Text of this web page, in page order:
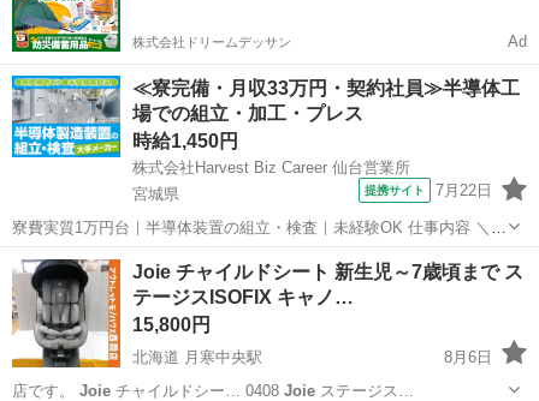
株式会社ドリームデッサン Ad
≪寮完備・月収33万円・契約社員≫半導体工
場での組立・加工・プレス
時給1,450円
株式会社Harvest Biz Career 仙台営業所
宮城県
提携サイト 7月22日
寮費実質1万円台｜半導体装置の組立・検査｜未経験OK 仕事内容 ＼半
導体製造装置の組立・検査スタッフ／ 大手メーカー工場内で、半導体
をつくるための装置を組み立てる仕事です。 タブレットや図面を確認
しながら、ドライバ...
宮城 その他
Joie チャイルドシート 新生児～7歳頃まで ス
テージスISOFIX キャノ…
15,800円
北海道 月寒中央駅
8月6日
店です。 Joieチャイルドシー… 0408 Joie ステージス…